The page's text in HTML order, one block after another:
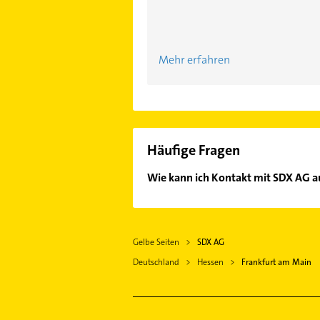
Mehr erfahren
Häufige Fragen
Wie kann ich Kontakt mit SDX AG
Gelbe Seiten
SDX AG
Deutschland
Hessen Frankfurt am Main